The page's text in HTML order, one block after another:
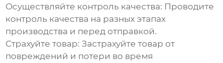
Осуществляйте контроль качества: Проводите
контроль качества на разных этапах
производства и перед отправкой.
Страхуйте товар: Застрахуйте товар от
повреждений и потери во время